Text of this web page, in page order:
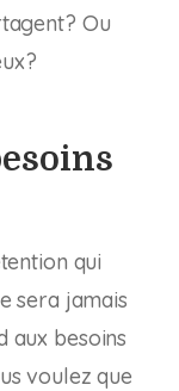
Ou
qui
sera jamais
aux besoins
voulez que